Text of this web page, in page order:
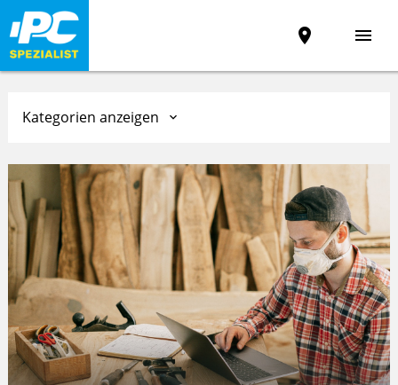
menu
place
Kategorien anzeigen